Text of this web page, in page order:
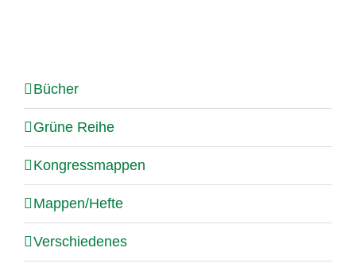
Bücher
Grüne Reihe
Kongressmappen
Mappen/Hefte
Verschiedenes